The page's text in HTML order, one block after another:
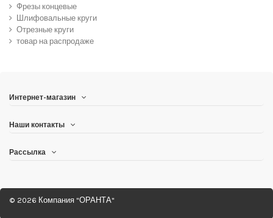
Фрезы концевые
Шлифовальные круги
Отрезные круги
товар на распродаже
Интернет-магазин
Наши контакты
Рассылка
© 2026 Компания "ОРАНТА"